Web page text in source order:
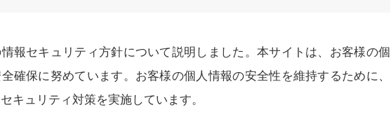
報セキュリティ方針について説明しました。本サイトは、お客様の個
確保に努めています。お客様の個人情報の安全性を維持するために、
キュリティ対策を実施しています。